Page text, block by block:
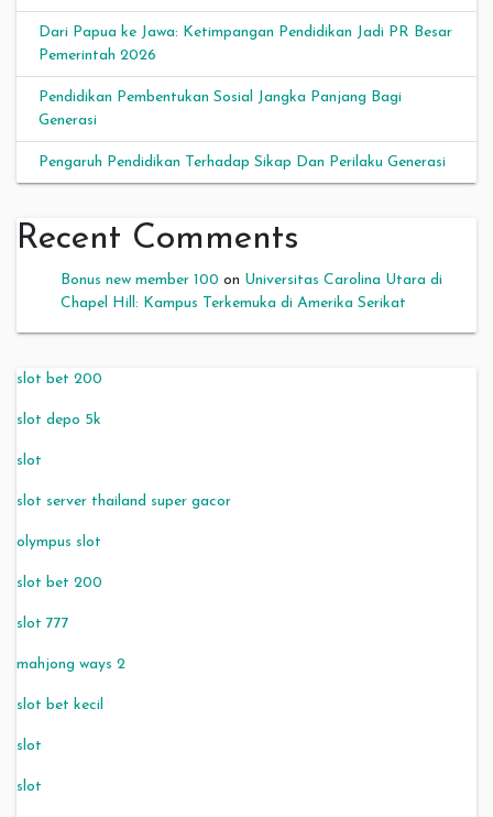
Dari Papua ke Jawa: Ketimpangan Pendidikan Jadi PR Besar
Pemerintah 2026
Pendidikan Pembentukan Sosial Jangka Panjang Bagi
Generasi
Pengaruh Pendidikan Terhadap Sikap Dan Perilaku Generasi
Recent Comments
Bonus new member 100 on Universitas Carolina Utara di
Chapel Hill: Kampus Terkemuka di Amerika Serikat
slot bet 200
slot depo 5k
slot
slot server thailand super gacor
olympus slot
slot bet 200
slot 777
mahjong ways 2
slot bet kecil
slot
slot